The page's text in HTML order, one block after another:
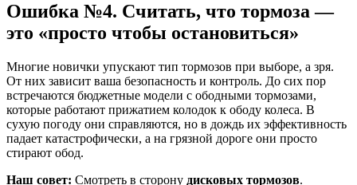
Ошибка №4. Считать, что тормоза —
это «просто чтобы остановиться»
Многие новички упускают тип тормозов при выборе, а зря.
От них зависит ваша безопасность и контроль. До сих пор
встречаются бюджетные модели с ободными тормозами,
которые работают прижатием колодок к ободу колеса. В
сухую погоду они справляются, но в дождь их эффективность
падает катастрофически, а на грязной дороге они просто
стирают обод.
Наш совет: Смотреть в сторону дисковых тормозов.